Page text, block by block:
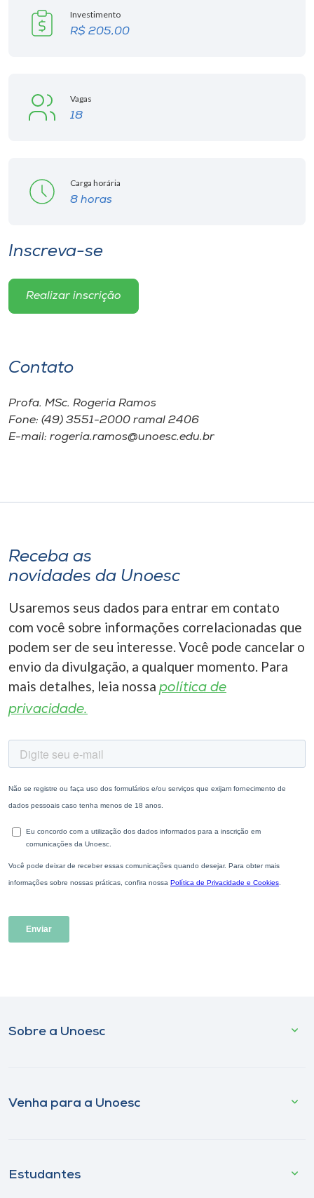
Investimento
R$ 205,00
Vagas
18
Carga horária
8 horas
Inscreva-se
Realizar inscrição
Contato
Profa. MSc. Rogeria Ramos
Fone: (49) 3551-2000 ramal 2406
E-mail: rogeria.ramos@unoesc.edu.br
Receba as
novidades da Unoesc
Usaremos seus dados para entrar em contato
com você sobre informações correlacionadas que
podem ser de seu interesse. Você pode cancelar o
envio da divulgação, a qualquer momento. Para
mais detalhes, leia nossa política de
privacidade.
Sobre a Unoesc
Venha para a Unoesc
Estudantes